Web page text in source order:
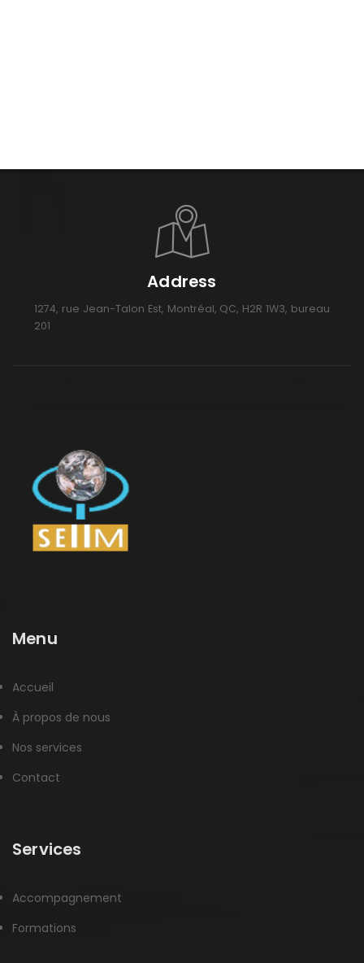
Address
1274, rue Jean-Talon Est, Montréal, QC, H2R 1W3, bureau
201
Menu
Accueil
À propos de nous
Nos services
Contact
Services
Accompagnement
Formations